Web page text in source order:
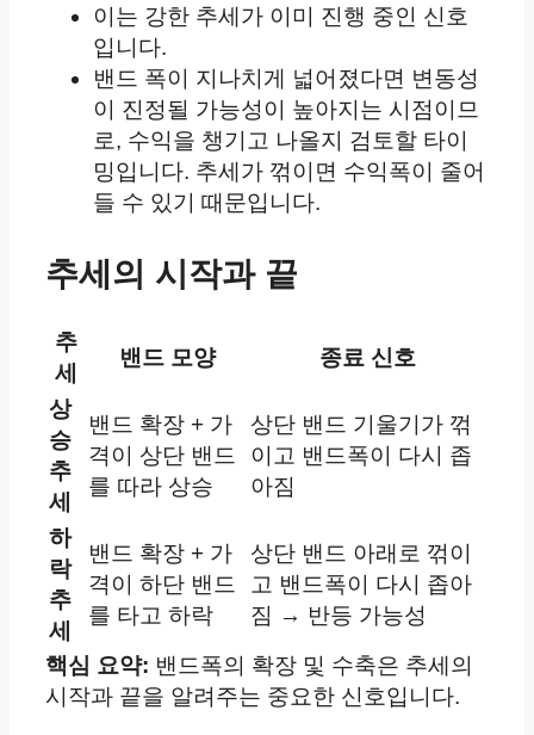
이는 강한 추세가 이미 진행 중인 신호
입니다.
밴드 폭이 지나치게 넓어졌다면 변동성
이 진정될 가능성이 높아지는 시점이므
로, 수익을 챙기고 나올지 검토할 타이
밍입니다. 추세가 꺾이면 수익폭이 줄어
들 수 있기 때문입니다.
추세의 시작과 끝
추
세
밴드 모양 종료 신호
상
승
추
세
밴드 확장 + 가
격이 상단 밴드
를 따라 상승
상단 밴드 기울기가 꺾
이고 밴드폭이 다시 좁
아짐
하
락
추
세
밴드 확장 + 가
격이 하단 밴드
를 타고 하락
상단 밴드 아래로 꺾이
고 밴드폭이 다시 좁아
짐 → 반등 가능성
핵심 요약: 밴드폭의 확장 및 수축은 추세의
시작과 끝을 알려주는 중요한 신호입니다.